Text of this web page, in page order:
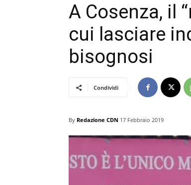
A Cosenza, il
cui lasciare
bisognosi
Condividi
By Redazione CDN 17 Febbraio 2019